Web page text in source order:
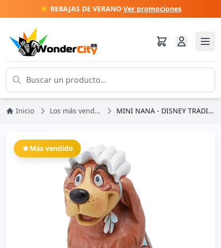
☀️ REBAJAS DE VERANO·Ver promociones
Inicio Los más vendidos MINI NANA - DISNEY TRADITIONS
Más vendido